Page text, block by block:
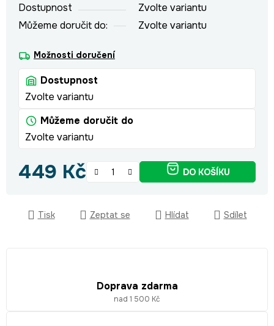
Dostupnost
Zvolte variantu
Můžeme doručit do:
Zvolte variantu
Možnosti doručení
Dostupnost
Zvolte variantu
Můžeme doručit do
Zvolte variantu
449 Kč DO KOŠÍKU
Tisk Zeptat se Hlídat Sdílet
Doprava zdarma
nad 1 500 Kč